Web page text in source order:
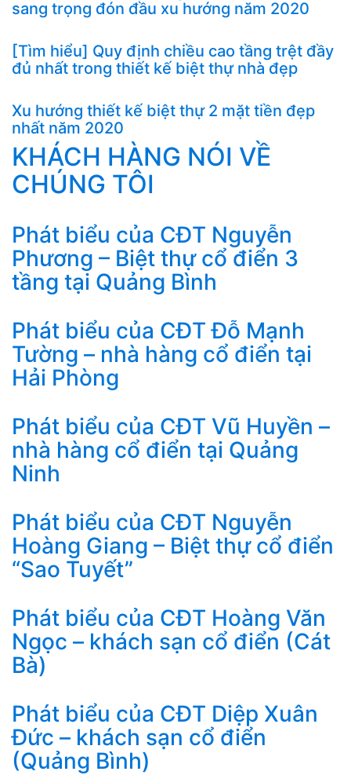
sang trọng đón đầu xu hướng năm 2020
[Tìm hiểu] Quy định chiều cao tầng trệt đầy
đủ nhất trong thiết kế biệt thự nhà đẹp
Xu hướng thiết kế biệt thự 2 mặt tiền đẹp
nhất năm 2020
KHÁCH HÀNG NÓI VỀ
CHÚNG TÔI
Phát biểu của CĐT Nguyễn
Phương – Biệt thự cổ điển 3
tầng tại Quảng Bình
Phát biểu của CĐT Đỗ Mạnh
Tường – nhà hàng cổ điển tại
Hải Phòng
Phát biểu của CĐT Vũ Huyền –
nhà hàng cổ điển tại Quảng
Ninh
Phát biểu của CĐT Nguyễn
Hoàng Giang – Biệt thự cổ điển
“Sao Tuyết”
Phát biểu của CĐT Hoàng Văn
Ngọc – khách sạn cổ điển (Cát
Bà)
Phát biểu của CĐT Diệp Xuân
Đức – khách sạn cổ điển
(Quảng Bình)